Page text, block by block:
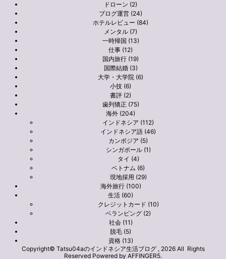
ドローン (2)
ブログ運営 (24)
ホテルレビュー (84)
メンタル (7)
一時帰国 (13)
仕事 (12)
国内旅行 (19)
国際結婚 (3)
大学・大学院 (6)
小技 (6)
書評 (2)
歯列矯正 (75)
海外 (204)
インドネシア (112)
インドネシア語 (46)
カンボジア (5)
シンガポール (1)
タイ (4)
ベトナム (6)
現地採用 (29)
海外旅行 (100)
生活 (60)
クレジットカード (10)
ベランピング (2)
社会 (11)
脱毛 (5)
資格 (13)
Copyright© Tatsu04aのインドネシア生活ブログ , 2026 All Rights
Reserved Powered by AFFINGER5.